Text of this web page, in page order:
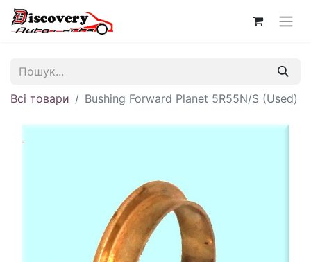
Всі товари Bushing Forward Planet 5R55N/S (Used)